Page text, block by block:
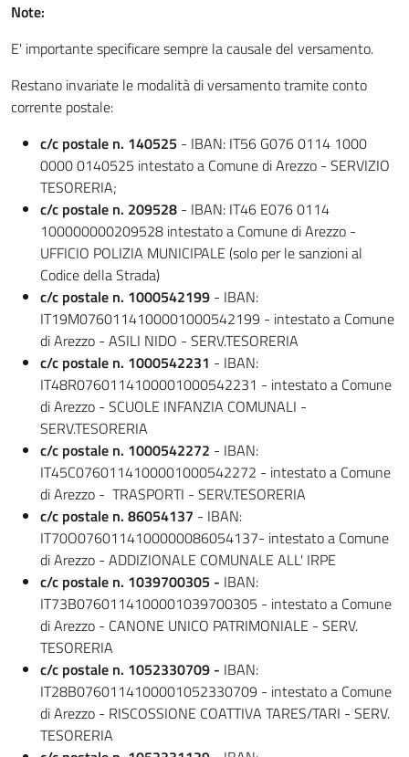
Note:
E' importante specificare sempre la causale del versamento.
Restano invariate le modalità di versamento tramite conto
corrente postale:
c/c postale n. 140525 - IBAN: IT56 G076 0114 1000
0000 0140525 intestato a Comune di Arezzo - SERVIZIO
TESORERIA;
c/c postale n. 209528 - IBAN: IT46 E076 0114
100000000209528 intestato a Comune di Arezzo -
UFFICIO POLIZIA MUNICIPALE (solo per le sanzioni al
Codice della Strada)
c/c postale n. 1000542199 - IBAN:
IT19M0760114100001000542199 - intestato a Comune
di Arezzo - ASILI NIDO - SERV.TESORERIA
c/c postale n. 1000542231 - IBAN:
IT48R0760114100001000542231 - intestato a Comune
di Arezzo - SCUOLE INFANZIA COMUNALI -
SERV.TESORERIA
c/c postale n. 1000542272 - IBAN:
IT45C0760114100001000542272 - intestato a Comune
di Arezzo - TRASPORTI - SERV.TESORERIA
c/c postale n. 86054137 - IBAN:
IT70O0760114100000086054137- intestato a Comune
di Arezzo - ADDIZIONALE COMUNALE ALL' IRPE
c/c postale n. 1039700305 - IBAN:
IT73B0760114100001039700305 - intestato a Comune
di Arezzo - CANONE UNICO PATRIMONIALE - SERV.
TESORERIA
c/c postale n. 1052330709 - IBAN:
IT28B0760114100001052330709 - intestato a Comune
di Arezzo - RISCOSSIONE COATTIVA TARES/TARI - SERV.
TESORERIA